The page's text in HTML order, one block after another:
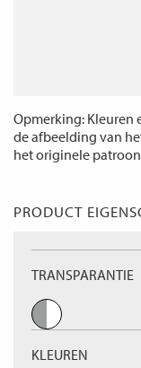
Opmerking: Kleuren
de afbeelding van
het originele
PRODUCT
TRANSPARANTIE
KLEUREN